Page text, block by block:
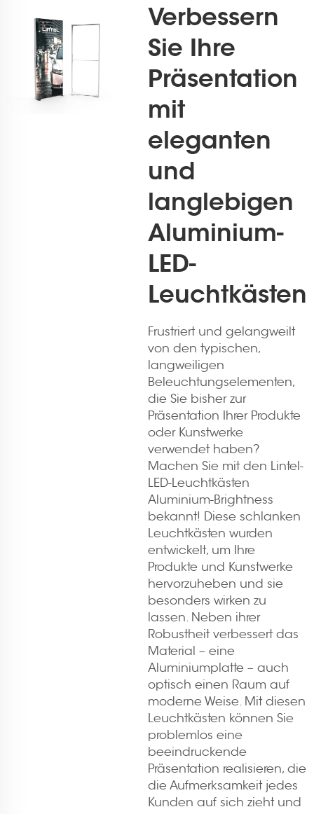
Verbessern
Sie Ihre
Präsentation
mit
eleganten
und
langlebigen
Aluminium-
LED-
Leuchtkästen
Frustriert und gelangweilt
von den typischen,
langweiligen
Beleuchtungselementen,
die Sie bisher zur
Präsentation Ihrer Produkte
oder Kunstwerke
verwendet haben?
Machen Sie mit den Lintel-
LED-Leuchtkästen
Aluminium-Brightness
bekannt! Diese schlanken
Leuchtkästen wurden
entwickelt, um Ihre
Produkte und Kunstwerke
hervorzuheben und sie
besonders wirken zu
lassen. Neben ihrer
Robustheit verbessert das
Material – eine
Aluminiumplatte – auch
optisch einen Raum auf
moderne Weise. Mit diesen
Leuchtkästen können Sie
problemlos eine
beeindruckende
Präsentation realisieren, die
die Aufmerksamkeit jedes
Kunden auf sich zieht und